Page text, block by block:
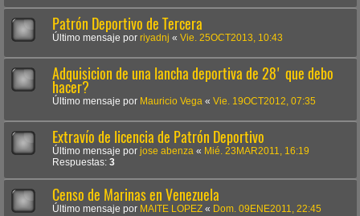
Patrón Deportivo de Tercera
Último mensaje por riyadnj « Vie. 25OCT2013, 10:43
Adquisicion de una lancha deportiva de 28' que debo
hacer?
Último mensaje por Mauricio Vega « Vie. 19OCT2012, 07:35
Extravío de licencia de Patrón Deportivo
Último mensaje por jose abenza « Mié. 23MAR2011, 16:19
Respuestas: 3
Censo de Marinas en Venezuela
Último mensaje por MAITE LOPEZ « Dom. 09ENE2011, 22:45